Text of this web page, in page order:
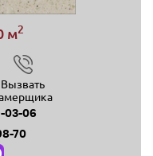
м2
Вызвать
03-06
70